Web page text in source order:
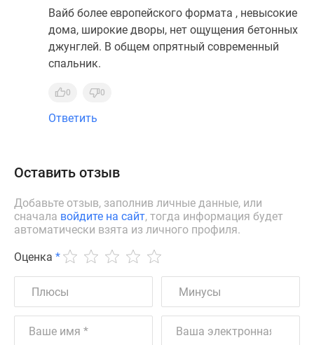
Вайб более европейского формата , невысокие
дома, широкие дворы, нет ощущения бетонных
джунглей. В общем опрятный современный
спальник.
0 0
Ответить
Оставить отзыв
Добавьте отзыв, заполнив личные данные, или
сначала войдите на сайт, тогда информация будет
автоматически взята из личного профиля.
Оценка *